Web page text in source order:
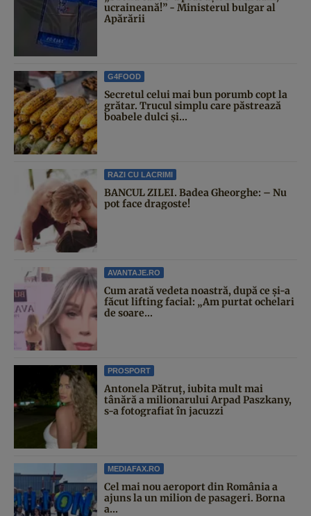
ucraineană!” - Ministerul bulgar al
Apărării
G4FOOD
Secretul celui mai bun porumb copt la
grătar. Trucul simplu care păstrează
boabele dulci și...
RAZI CU LACRIMI
BANCUL ZILEI. Badea Gheorghe: – Nu
pot face dragoste!
AVANTAJE.RO
Cum arată vedeta noastră, după ce și-a
făcut lifting facial: „Am purtat ochelari
de soare...
PROSPORT
Antonela Pătruț, iubita mult mai
tânără a milionarului Arpad Paszkany,
s-a fotografiat în jacuzzi
MEDIAFAX.RO
Cel mai nou aeroport din România a
ajuns la un milion de pasageri. Borna
a...